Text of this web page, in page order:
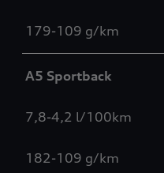
179-109 g/km
A5 Sportback
7,8-4,2 l/100km
182-109 g/km